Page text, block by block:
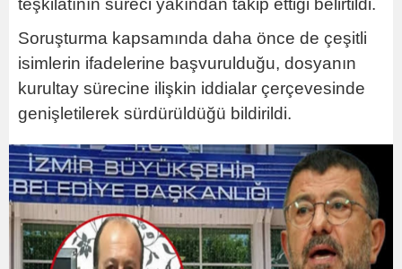
teşkilatının süreci yakından takip ettiği belirtildi.
Soruşturma kapsamında daha önce de çeşitli
isimlerin ifadelerine başvurulduğu, dosyanın
kurultay sürecine ilişkin iddialar çerçevesinde
genişletilerek sürdürüldüğü bildirildi.